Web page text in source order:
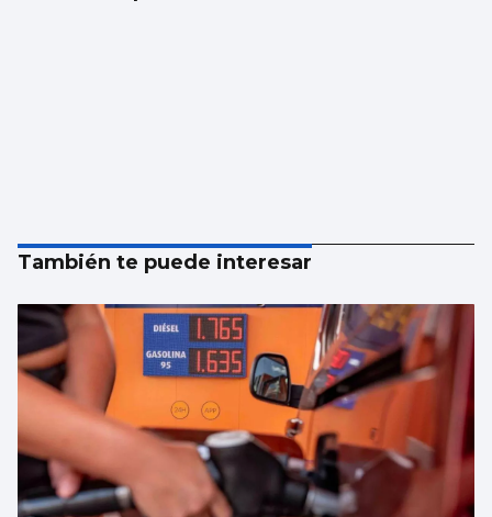
También te puede interesar